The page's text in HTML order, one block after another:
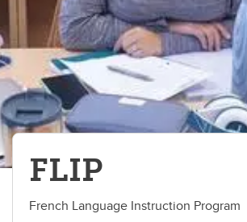
FLIP
French Language Instruction Program